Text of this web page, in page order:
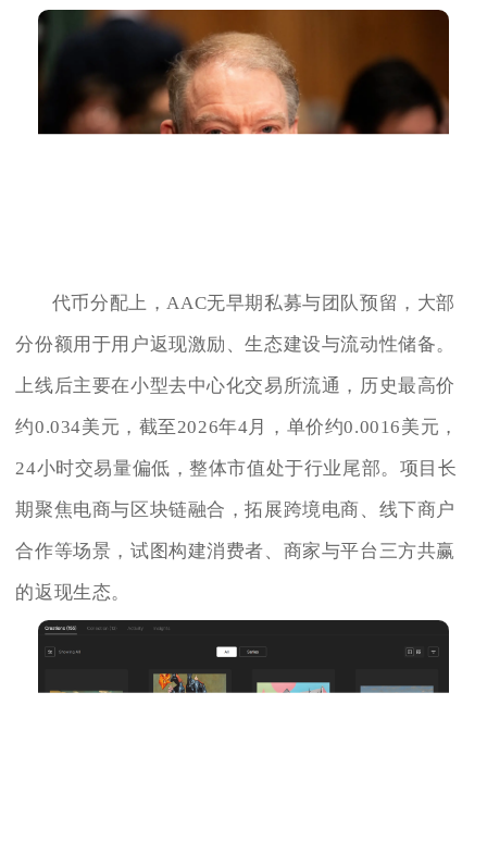
代币分配上，AAC无早期私募与团队预留，大部
分份额用于用户返现激励、生态建设与流动性储备。
上线后主要在小型去中心化交易所流通，历史最高价
约0.034美元，截至2026年4月，单价约0.0016美元，
24小时交易量偏低，整体市值处于行业尾部。项目长
期聚焦电商与区块链融合，拓展跨境电商、线下商户
合作等场景，试图构建消费者、商家与平台三方共赢
的返现生态。